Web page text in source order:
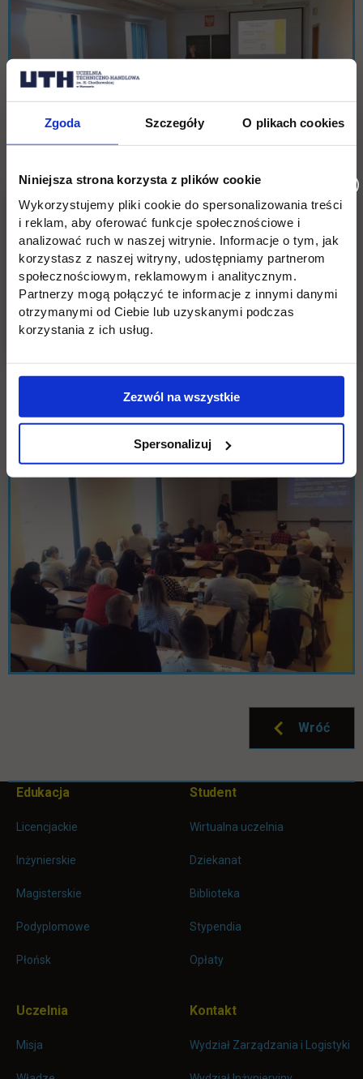
Zgoda Szczegóły O plikach cookies
Niniejsza strona korzysta z plików cookie
Wykorzystujemy pliki cookie do spersonalizowania treści
i reklam, aby oferować funkcje społecznościowe i
analizować ruch w naszej witrynie. Informacje o tym, jak
korzystasz z naszej witryny, udostępniamy partnerom
społecznościowym, reklamowym i analitycznym.
Partnerzy mogą połączyć te informacje z innymi danymi
otrzymanymi od Ciebie lub uzyskanymi podczas
korzystania z ich usług.
Zezwól na wszystkie
Spersonalizuj
Wróć
Pomiń
Informacje w stopce
Edukacja
Licencjackie
Inżynierskie
Magisterskie
Podyplomowe
Płońsk
Student
Wirtualna uczelnia
Dziekanat
Biblioteka
Stypendia
Opłaty
Uczelnia
Misja
Kontakt
Wydział Zarządzania i Logistyki